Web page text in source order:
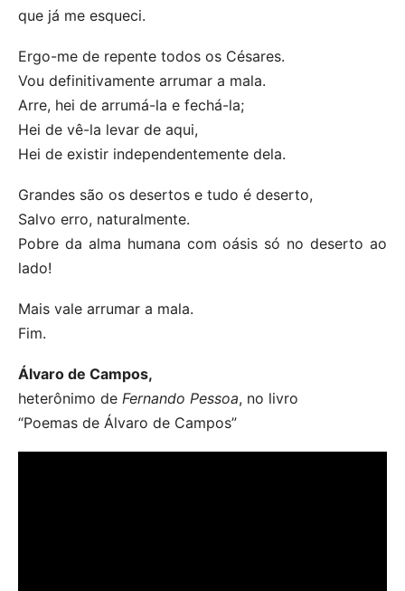
que já me esqueci.
Ergo-me de repente todos os Césares.
Vou definitivamente arrumar a mala.
Arre, hei de arrumá-la e fechá-la;
Hei de vê-la levar de aqui,
Hei de existir independentemente dela.
Grandes são os desertos e tudo é deserto,
Salvo erro, naturalmente.
Pobre da alma humana com oásis só no deserto ao
lado!
Mais vale arrumar a mala.
Fim.
Álvaro de Campos,
heterônimo de Fernando Pessoa, no livro
“Poemas de Álvaro de Campos”